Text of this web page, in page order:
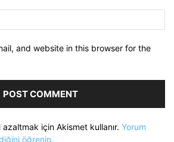
and website in this browser for the
için Akismet kullanır. Yorum
öğrenin.